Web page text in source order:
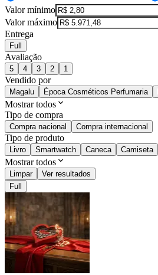
Valor mínimo
Valor máximo
Entrega
Full
Avaliação
5 4 3 2 1
Vendido por
Magalu Época Cosméticos Perfumaria
Mostrar todos
Tipo de compra
Compra nacional Compra internacional
Tipo de produto
Livro Smartwatch Caneca Camiseta
Mostrar todos
Limpar
Ver resultados
Full